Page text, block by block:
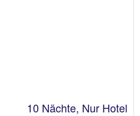
10 Nächte, Nur Hotel